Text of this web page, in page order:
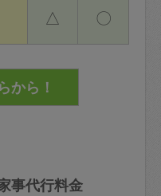
△ 〇
事代行料金